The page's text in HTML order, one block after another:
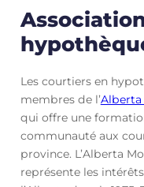
Les courtiers en
membres de l’Alberta
qui offre une
communauté aux
province. L’Alberta
représente les